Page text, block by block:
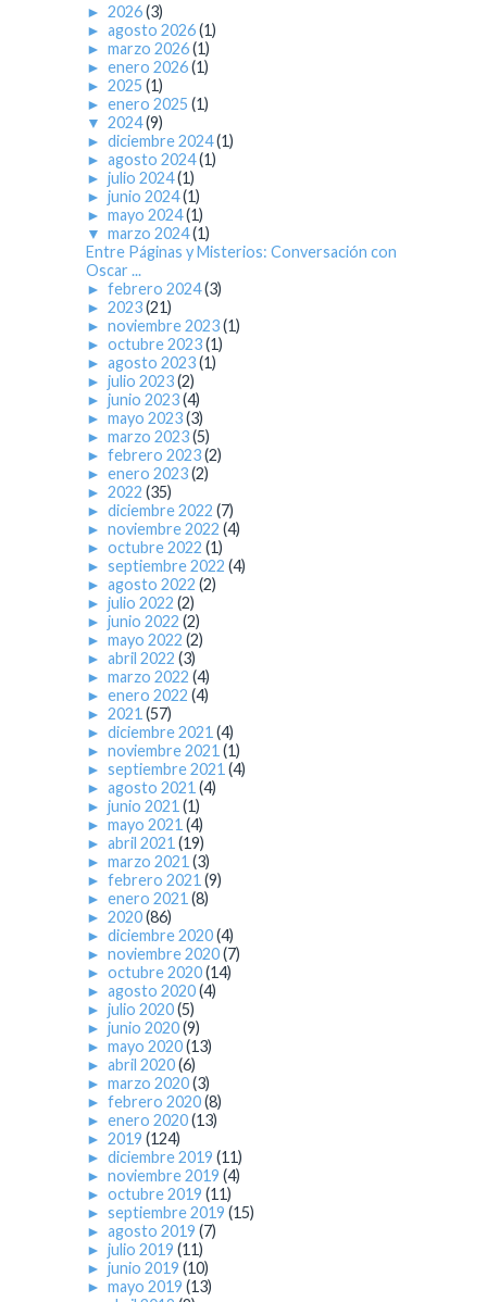
► 2026(3)
► agosto 2026(1)
► marzo 2026(1)
► enero 2026(1)
► 2025 (1)
► enero 2025 (1)
▼ 2024(9)
► diciembre 2024(1)
► agosto 2024(1)
► julio 2024(1)
► junio 2024(1)
► mayo 2024(1)
▼ marzo 2024(1)
Entre Páginas y Misterios: Conversación con
Oscar ...
► febrero 2024(3)
► 2023(21)
► noviembre 2023(1)
► octubre 2023(1)
► agosto 2023(1)
► julio 2023(2)
► junio 2023(4)
► mayo 2023(3)
► marzo 2023(5)
► febrero 2023(2)
► enero 2023(2)
► 2022 (35)
► diciembre 2022 (7)
► noviembre 2022 (4)
► octubre 2022 (1)
► septiembre 2022 (4)
► agosto 2022 (2)
► julio 2022 (2)
► junio 2022 (2)
► mayo 2022 (2)
► abril 2022 (3)
► marzo 2022 (4)
► enero 2022 (4)
► 2021 (57)
► diciembre 2021 (4)
► noviembre 2021 (1)
► septiembre 2021 (4)
► agosto 2021 (4)
► junio 2021 (1)
► mayo 2021 (4)
► abril 2021 (19)
► marzo 2021 (3)
► febrero 2021 (9)
► enero 2021 (8)
► 2020(86)
► diciembre 2020(4)
► noviembre 2020(7)
► octubre 2020(14)
► agosto 2020(4)
► julio 2020(5)
► junio 2020(9)
► mayo 2020(13)
► abril 2020(6)
► marzo 2020(3)
► febrero 2020(8)
► enero 2020(13)
► 2019 (124)
► diciembre 2019 (11)
► noviembre 2019 (4)
► octubre 2019 (11)
► septiembre 2019 (15)
► agosto 2019 (7)
► julio 2019 (11)
► junio 2019 (10)
► mayo 2019 (13)